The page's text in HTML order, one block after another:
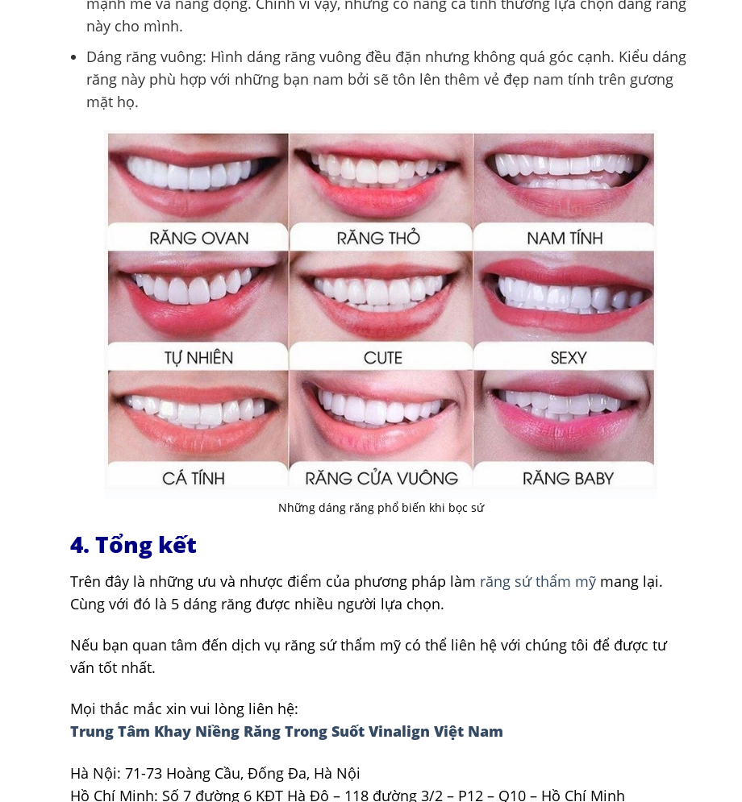
này cho mình.
Dáng răng vuông: Hình dáng răng vuông đều đặn nhưng không quá góc cạnh. Kiểu dáng
răng này phù hợp với những bạn nam bởi sẽ tôn lên thêm vẻ đẹp nam tính trên gương
mặt họ.
Những dáng răng phổ biến khi bọc sứ
4. Tổng kết
Trên đây là những ưu và nhược điểm của phương pháp làm răng sứ thẩm mỹ mang lại.
Cùng với đó là 5 dáng răng được nhiều người lựa chọn.
Nếu bạn quan tâm đến dịch vụ răng sứ thẩm mỹ có thể liên hệ với chúng tôi để được tư
vấn tốt nhất.
Mọi thắc mắc xin vui lòng liên hệ:
Trung Tâm Khay Niềng Răng Trong Suốt Vinalign Việt Nam
Hà Nội: 71-73 Hoàng Cầu, Đống Đa, Hà Nội
Hồ Chí Minh: Số 7 đường 6 KĐT Hà Đô – 118 đường 3/2 – P12 – Q10 – Hồ Chí Minh